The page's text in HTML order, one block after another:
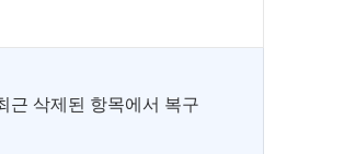
근 삭제된 항목에서 복구